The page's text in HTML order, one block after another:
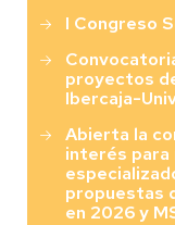
I Congreso
proyectos
Ibercaja-
Abierta la
interés
propuestas
en 2026 y